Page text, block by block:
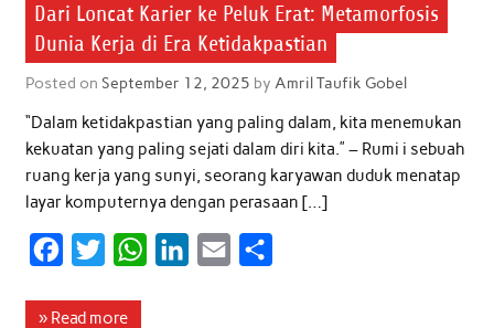
Dari Loncat Karier ke Peluk Erat: Metamorfosis
Dunia Kerja di Era Ketidakpastian
Posted on September 12, 2025 by Amril Taufik Gobel
“Dalam ketidakpastian yang paling dalam, kita menemukan
kekuatan yang paling sejati dalam diri kita.” – Rumi i sebuah
ruang kerja yang sunyi, seorang karyawan duduk menatap
layar komputernya dengan perasaan […]
c
i
W
» Read more